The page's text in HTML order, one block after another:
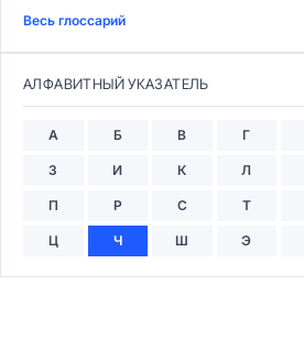
Весь глоссарий
АЛФАВИТНЫЙ УКАЗАТЕЛЬ
А Б В Г
З И К Л
П Р С Т
Ц Ч Ш Э